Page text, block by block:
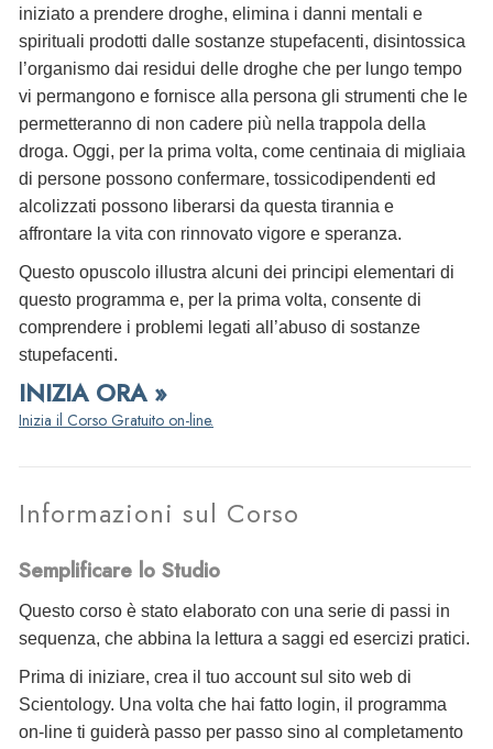
iniziato a prendere droghe, elimina i danni mentali e
spirituali prodotti dalle sostanze stupefacenti, disintossica
l’organismo dai residui delle droghe che per lungo tempo
vi permangono e fornisce alla persona gli strumenti che le
permetteranno di non cadere più nella trappola della
droga. Oggi, per la prima volta, come centinaia di migliaia
di persone possono confermare, tossicodipendenti ed
alcolizzati possono liberarsi da questa tirannia e
affrontare la vita con rinnovato vigore e speranza.
Questo opuscolo illustra alcuni dei principi elementari di
questo programma e, per la prima volta, consente di
comprendere i problemi legati all’abuso di sostanze
stupefacenti.
INIZIA ORA »
Inizia il Corso Gratuito on-line.
Informazioni sul Corso
Semplificare lo Studio
Questo corso è stato elaborato con una serie di passi in
sequenza, che abbina la lettura a saggi ed esercizi pratici.
Prima di iniziare, crea il tuo account sul sito web di
Scientology. Una volta che hai fatto login, il programma
on-line ti guiderà passo per passo sino al completamento